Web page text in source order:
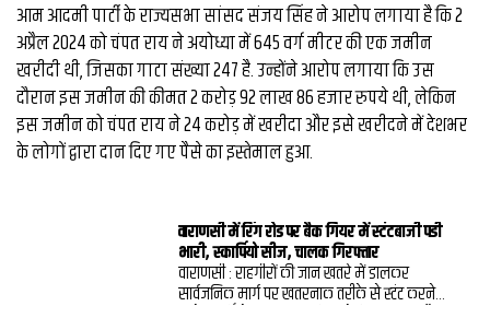
आम आदमी पार्टी के राज्यसभा सांसद संजय सिंह ने आरोप लगाया है कि 2
अप्रैल 2024 को चंपत राय ने अयोध्या में 645 वर्ग मीटर की एक जमीन
खरीदी थी, जिसका गाटा संख्या 247 है. उन्होंने आरोप लगाया कि उस
दौरान इस जमीन की कीमत 2 करोड़ 92 लाख 86 हजार रुपये थी, लेकिन
इस जमीन को चंपत राय ने 24 करोड़ में खरीदा और इसे खरीदने में देशभर
के लोगों द्वारा दान दिए गए पैसे का इस्तेमाल हुआ.
वाराणसी में रिंग रोड पर बैक गियर में स्‍टंटबाजी पडी
भारी, स्‍कार्पियो सीज, चालक गिरफ्तार
वाराणसी : राहगीरों की जान खतरे में डालकर
सार्वजनिक मार्ग पर खतरनाक तरीके से स्‍टंट करने